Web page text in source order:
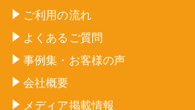
ご利用の流れ
よくあるご質問
事例集・お客様の声
会社概要
メディア掲載情報